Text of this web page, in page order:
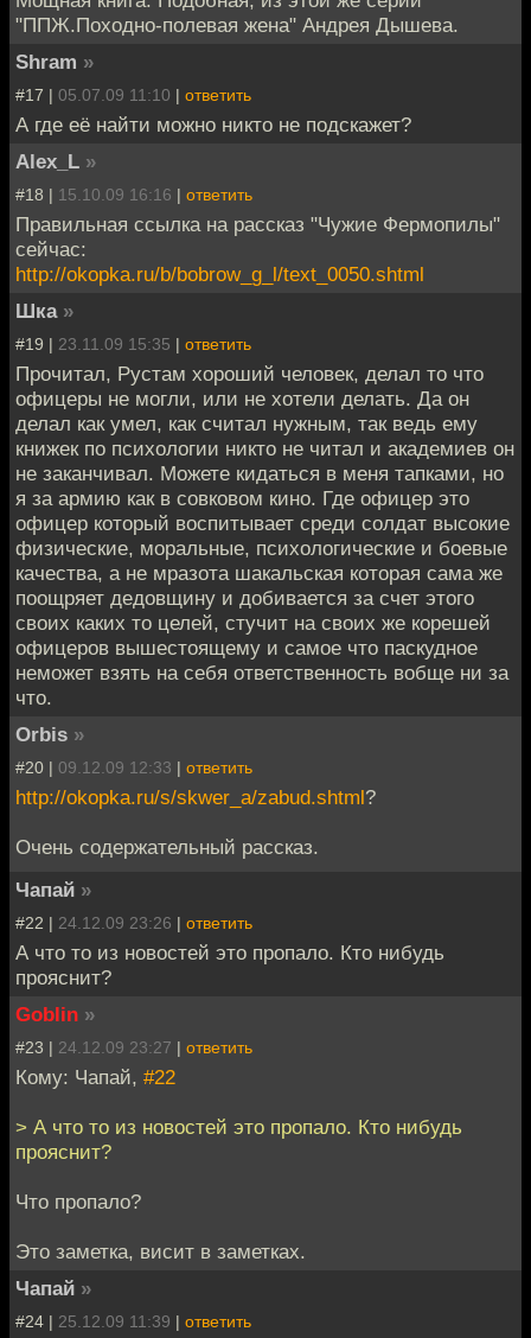
"ППЖ.Походно-полевая жена" Андрея Дышева.
Shram »
#17 | 05.07.09 11:10 | ответить
А где её найти можно никто не подскажет?
Alex_L »
#18 | 15.10.09 16:16 | ответить
Правильная ссылка на рассказ "Чужие Фермопилы"
сейчас:
http://okopka.ru/b/bobrow_g_l/text_0050.shtml
Шка »
#19 | 23.11.09 15:35 | ответить
Прочитал, Рустам хороший человек, делал то что
офицеры не могли, или не хотели делать. Да он
делал как умел, как считал нужным, так ведь ему
книжек по психологии никто не читал и академиев он
не заканчивал. Можете кидаться в меня тапками, но
я за армию как в совковом кино. Где офицер это
офицер который воспитывает среди солдат высокие
физические, моральные, психологические и боевые
качества, а не мразота шакальская которая сама же
поощряет дедовщину и добивается за счет этого
своих каких то целей, стучит на своих же корешей
офицеров вышестоящему и самое что паскудное
неможет взять на себя ответственность вобще ни за
что.
Orbis »
#20 | 09.12.09 12:33 | ответить
http://okopka.ru/s/skwer_a/zabud.shtml?
Очень содержательный рассказ.
Чапай »
#22 | 24.12.09 23:26 | ответить
А что то из новостей это пропало. Кто нибудь
прояснит?
Goblin »
#23 | 24.12.09 23:27 | ответить
Кому: Чапай, #22
> А что то из новостей это пропало. Кто нибудь
прояснит?
Что пропало?
Это заметка, висит в заметках.
Чапай »
#24 | 25.12.09 11:39 | ответить